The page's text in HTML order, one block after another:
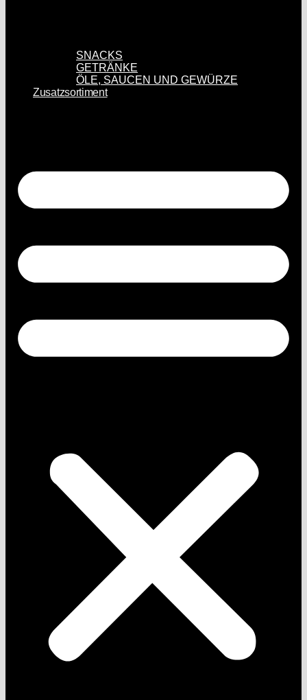
SNACKS
GETRÄNKE
ÖLE, SAUCEN UND GEWÜRZE
Zusatzsortiment